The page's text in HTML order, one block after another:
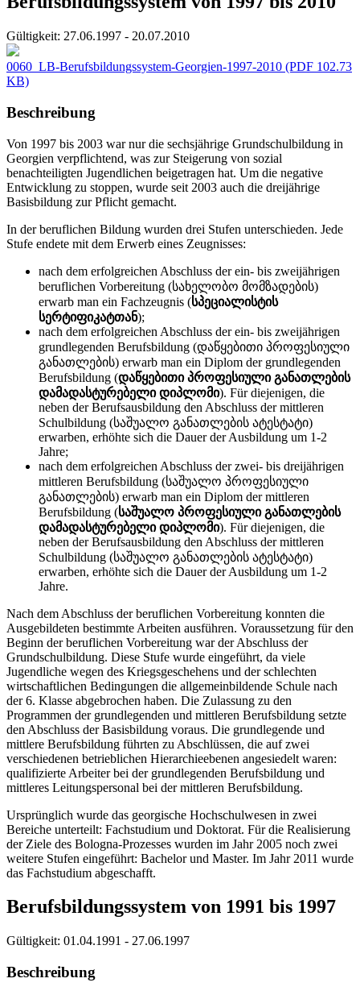
Gültigkeit: 27.06.1997 - 20.07.2010
0060_LB-Berufsbildungssystem-Georgien-1997-2010 (PDF 102.73
KB)
Beschreibung
Von 1997 bis 2003 war nur die sechsjährige Grundschulbildung in
Georgien verpflichtend, was zur Steigerung von sozial
benachteiligten Jugendlichen beigetragen hat. Um die negative
Entwicklung zu stoppen, wurde seit 2003 auch die dreijährige
Basisbildung zur Pflicht gemacht.
In der beruflichen Bildung wurden drei Stufen unterschieden. Jede
Stufe endete mit dem Erwerb eines Zeugnisses:
nach dem erfolgreichen Abschluss der ein- bis zweijährigen
beruflichen Vorbereitung (სახელობო მომზადების)
erwarb man ein Fachzeugnis (სპეციალისტის
სერტიფიკატთან);
nach dem erfolgreichen Abschluss der ein- bis zweijährigen
grundlegenden Berufsbildung (დაწყებითი პროფესიული
განათლების) erwarb man ein Diplom der grundlegenden
Berufsbildung (დაწყებითი პროფესიული განათლების
დამადასტურებელი დიპლომი). Für diejenigen, die
neben der Berufsausbildung den Abschluss der mittleren
Schulbildung (საშუალო განათლების ატესტატი)
erwarben, erhöhte sich die Dauer der Ausbildung um 1-2
Jahre;
nach dem erfolgreichen Abschluss der zwei- bis dreijährigen
mittleren Berufsbildung (საშუალო პროფესიული
განათლების) erwarb man ein Diplom der mittleren
Berufsbildung (საშუალო პროფესიული განათლების
დამადასტურებელი დიპლომი). Für diejenigen, die
neben der Berufsausbildung den Abschluss der mittleren
Schulbildung (საშუალო განათლების ატესტატი)
erwarben, erhöhte sich die Dauer der Ausbildung um 1-2
Jahre.
Nach dem Abschluss der beruflichen Vorbereitung konnten die
Ausgebildeten bestimmte Arbeiten ausführen. Voraussetzung für den
Beginn der beruflichen Vorbereitung war der Abschluss der
Grundschulbildung. Diese Stufe wurde eingeführt, da viele
Jugendliche wegen des Kriegsgeschehens und der schlechten
wirtschaftlichen Bedingungen die allgemeinbildende Schule nach
der 6. Klasse abgebrochen haben. Die Zulassung zu den
Programmen der grundlegenden und mittleren Berufsbildung setztе
den Abschluss der Basisbildung voraus. Die grundlegende und
mittlere Berufsbildung führten zu Abschlüssen, die auf zwei
verschiedenen betrieblichen Hierarchieebenen angesiedelt waren:
qualifizierte Arbeiter bei der grundlegenden Berufsbildung und
mittleres Leitungspersonal bei der mittleren Berufsbildung.
Ursprünglich wurde das georgische Hochschulwesen in zwei
Bereiche unterteilt: Fachstudium und Doktorat. Für die Realisierung
der Ziele des Bologna-Prozesses wurden im Jahr 2005 noch zwei
weitere Stufen eingeführt: Bachelor und Master. Im Jahr 2011 wurde
das Fachstudium abgeschafft.
Berufsbildungssystem von 1991 bis 1997
Gültigkeit: 01.04.1991 - 27.06.1997
Beschreibung